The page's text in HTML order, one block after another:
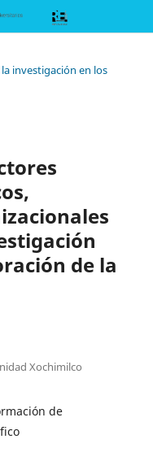
investigación en los
de la
Xochimilco
de